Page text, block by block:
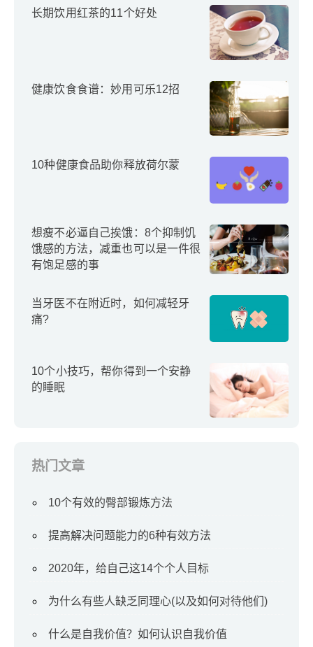
长期饮用红茶的11个好处
健康饮食食谱：妙用可乐12招
10种健康食品助你释放荷尔蒙
想瘦不必逼自己挨饿：8个抑制饥
饿感的方法，减重也可以是一件很
有饱足感的事
当牙医不在附近时，如何减轻牙
痛?
10个小技巧，帮你得到一个安静
的睡眠
热门文章
10个有效的臀部锻炼方法
提高解决问题能力的6种有效方法
2020年，给自己这14个个人目标
为什么有些人缺乏同理心(以及如何对待他们)
什么是自我价值？如何认识自我价值